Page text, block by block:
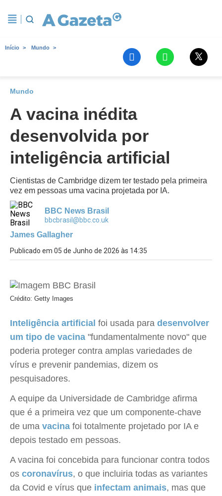
Início Mundo
Mundo
A vacina inédita
desenvolvida por
inteligência artificial
Cientistas de Cambridge dizem ter testado pela primeira
vez em pessoas uma vacina projetada por IA.
BBC News Brasil
bbcbrasil@bbc.co.uk
James Gallagher
Publicado em 05 de Junho de 2026 às 14:35
Crédito: Getty Images
Inteligência artificial foi usada para desenvolver
um tipo de vacina "fundamentalmente novo" que
poderia proteger contra amplas variedades de
vírus e prevenir pandemias, dizem os
pesquisadores.
A equipe da Universidade de Cambridge afirma
que é a primeira vez que um componente-chave
de uma vacina foi totalmente projetado por IA e
depois testado em pessoas.
A vacina foi concebida para funcionar contra todos
os coronavírus, o que incluiria todas as variantes
da Covid e vírus que infectam animais, mas que